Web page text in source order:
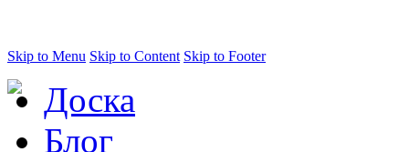
Skip to Menu Skip to Content Skip to Footer
Доска
Блог